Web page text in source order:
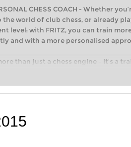
CHESS COACH - Whether
the world of club chess, or already
level: with FRITZ, you can train
and with a more personalised
than just a chess engine – it’s a
taking your first steps into the
intelligently and with a more